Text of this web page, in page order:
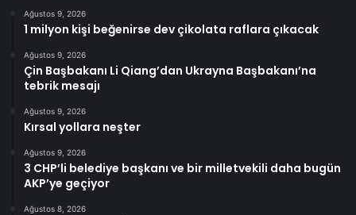
Ağustos 9, 2026
1 milyon kişi beğenirse dev çikolata raflara çıkacak
Ağustos 9, 2026
Çin Başbakanı Li Qiang’dan Ukrayna Başbakanı’na
tebrik mesajı
Ağustos 9, 2026
Kırsal yollara neşter
Ağustos 9, 2026
3 CHP’li belediye başkanı ve bir milletvekili daha bugün
AKP’ye geçiyor
Ağustos 8, 2026